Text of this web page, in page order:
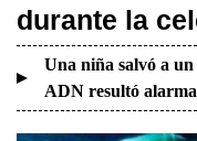
durante la
Una niña salvó a
ADN resultó